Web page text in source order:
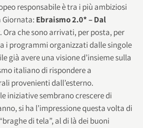
responsabile è tra i più ambiziosi
Ebraismo 2.0* – Dal
. Ora che sono arrivati, per posta, per
i programmi organizzati dalle singole
già avere una visione d’insieme sulla
italiano di rispondere a
provenienti dall’esterno.
iniziative sembrano crescere di
si ha l’impressione questa volta di
di tela”, al di là dei buoni